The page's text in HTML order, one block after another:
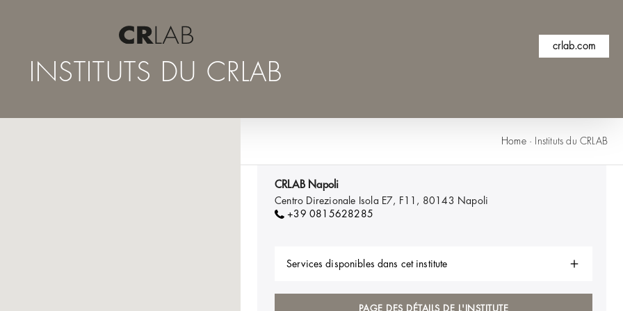
crlab.com
INSTITUTS DU CRLAB
Home · Instituts du CRLAB
CRLAB Napoli
Centro Direzionale Isola E7, F11, 80143 Napoli
+39 0815628285
Services disponibles dans cet institute
PAGE DES DÉTAILS DE L'INSTITUTE